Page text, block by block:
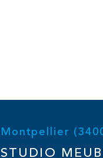
Montpellier
STUDIO